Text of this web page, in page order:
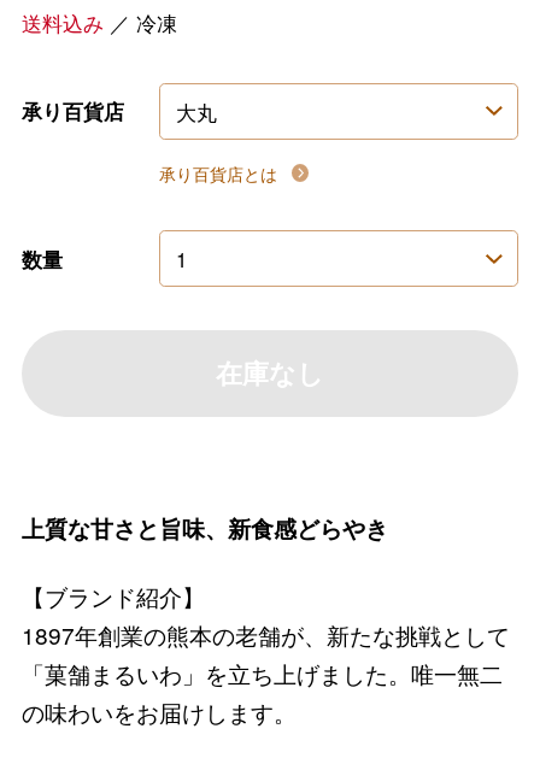
送料込み ／ 冷凍
承り百貨店
承り百貨店とは
数量
在庫なし
上質な甘さと旨味、新食感どらやき
【ブランド紹介】
1897年創業の熊本の老舗が、新たな挑戦として
「菓舗まるいわ」を立ち上げました。唯一無二
の味わいをお届けします。